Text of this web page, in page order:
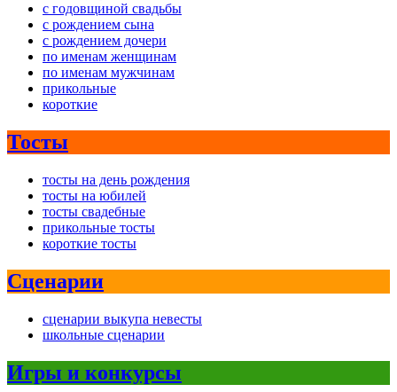
с годовщиной свадьбы
с рождением сына
с рождением дочери
по именам женщинам
по именам мужчинам
прикольные
короткие
Тосты
тосты на день рождения
тосты на юбилей
тосты свадебные
прикольные тосты
короткие тосты
Сценарии
сценарии выкупа невесты
школьные сценарии
Игры и конкурсы